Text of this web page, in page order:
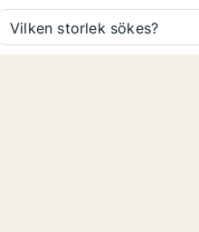
Vilken storlek sökes?